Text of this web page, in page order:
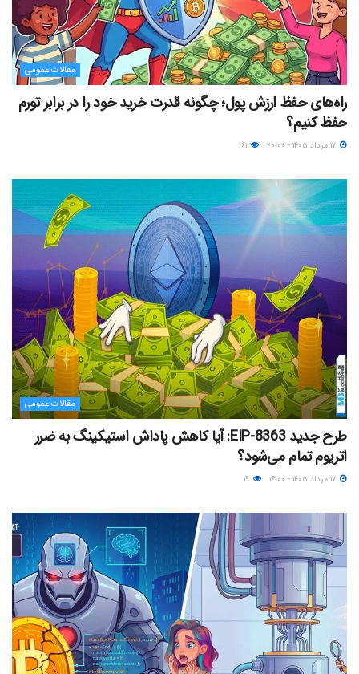
مقالات عمومی
راه‌های حفظ ارزش پول؛ چگونه قدرت خرید خود را در برابر تورم
حفظ کنیم؟
مقالات عمومی
طرح جدید EIP-8363: آیا کاهش پاداش استیکینگ به ضرر
اتریوم تمام می‌شود؟